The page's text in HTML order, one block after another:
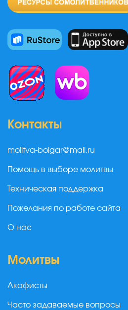
Контакты
molitva-bolgar@mail.ru
Помощь в выборе молитвы
Техническая поддержка
Пожелания по работе сайта
О нас
Молитвы
Акафисты
Часто задаваемые вопросы